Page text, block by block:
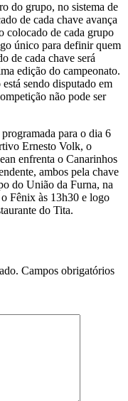
do grupo, no sistema de
de cada chave avança
colocado de cada grupo
único para definir quem
de cada chave será
edição do campeonato.
sendo disputado em
não pode ser
para o dia 6
Ernesto Volk, o
enfrenta o Canarinhos
ambos pela chave
do União da Furna, na
Fênix às 13h30 e logo
do Tita.
Campos obrigatórios